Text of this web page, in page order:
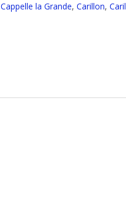
Cappelle la Grande, Carillon,